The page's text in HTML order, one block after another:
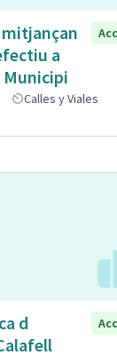
a
Calles y Viales
d